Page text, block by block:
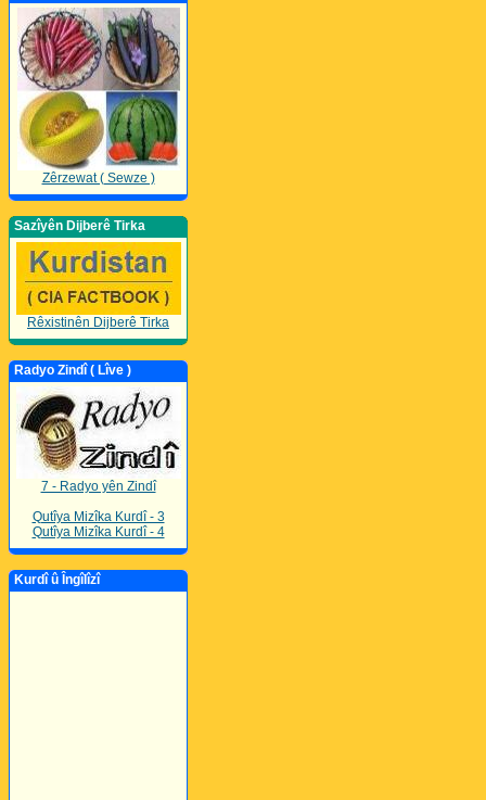
Zêrzewat ( Sewze )
Sazîyên Dijberê Tirka
Rêxistinên Dijberê Tirka
Radyo Zindî ( Lîve )
7 - Radyo yên Zindî
Qutîya Mizîka Kurdî - 3
Qutîya Mizîka Kurdî - 4
Kurdî û Îngîlîzî